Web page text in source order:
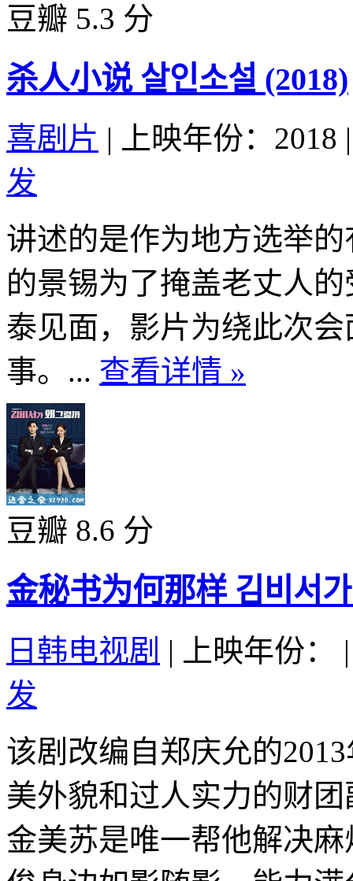
豆瓣 5.3 分
杀人小说 살인소설 (2018)
喜剧片 | 上映年份：2018 |
发
讲述的是作为地方选举
的景锡为了掩盖老丈人
泰见面，影片为绕此次
事。... 查看详情 »
豆瓣 8.6 分
金秘书为何那样 김비서
日韩电视剧 | 上映年份：
|
发
该剧改编自郑庆允的
美外貌和过人实力的财
金美苏是唯一帮他解决